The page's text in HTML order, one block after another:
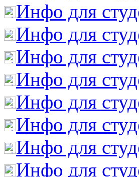
Инфо для
Инфо для
Инфо для
Инфо для
Инфо для
Инфо для
Инфо для
Инфо для